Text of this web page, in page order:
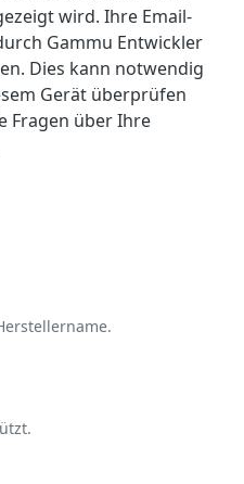
wird. Ihre Email-
Gammu Entwickler
Dies kann notwendig
Gerät überprüfen
Fragen über Ihre